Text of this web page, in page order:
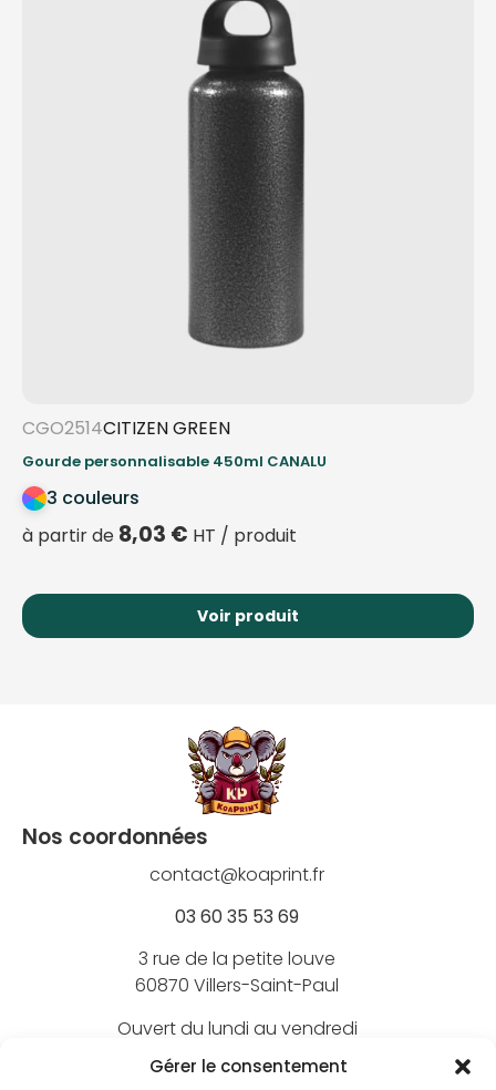
Gérer le consentement
CGO2514CITIZEN GREEN
Gourde personnalisable 450ml CANALU
3 couleurs
à partir de 8,03 € HT / produit
Voir produit
Nos coordonnées
contact@koaprint.fr
03 60 35 53 69
3 rue de la petite louve
60870 Villers-Saint-Paul
Ouvert du lundi au vendredi
de 9h à 18h